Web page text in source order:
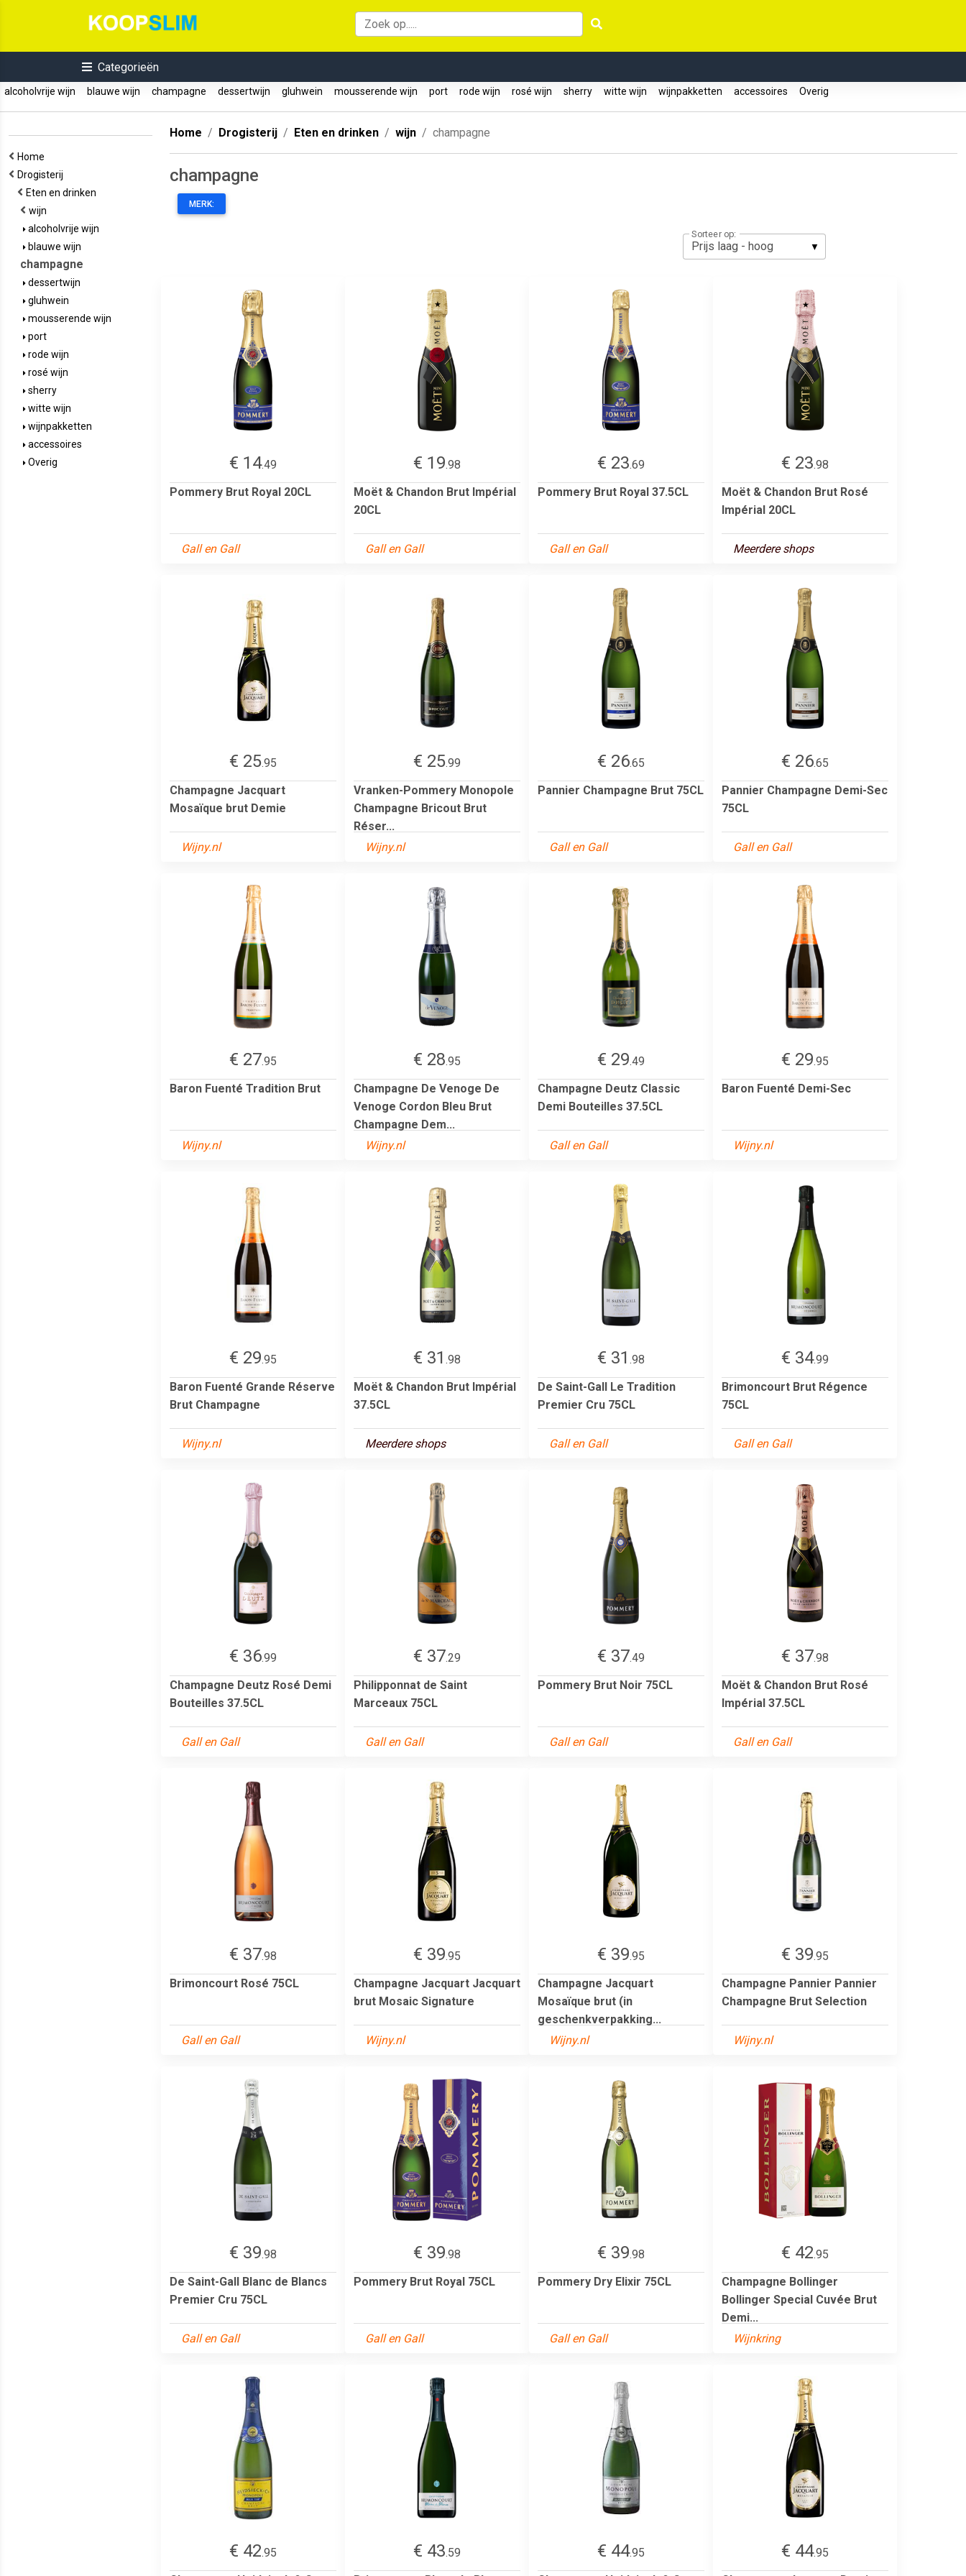
Categorieën
alcoholvrije wijn blauwe wijn champagne dessertwijn gluhwein mousserende wijn port rode wijn rosé wijn sherry witte wijn wijnpakketten accessoires Overig
Home
Drogisterij
Eten en drinken
wijn
alcoholvrije wijn
blauwe wijn
champagne
dessertwijn
gluhwein
mousserende wijn
port
rode wijn
rosé wijn
sherry
witte wijn
wijnpakketten
accessoires
Overig
Home Drogisterij Eten en drinken wijn champagne
champagne
MERK:
Sorteer op:
€ 14.49
Pommery Brut Royal 20CL
Gall en Gall
€ 19.98
Moët & Chandon Brut Impérial
20CL
Gall en Gall
€ 23.69
Pommery Brut Royal 37.5CL
Gall en Gall
€ 23.98
Moët & Chandon Brut Rosé
Impérial 20CL
Meerdere shops
€ 25.95
Champagne Jacquart
Mosaïque brut Demie
Wijny.nl
€ 25.99
Vranken-Pommery Monopole
Champagne Bricout Brut
Réser...
Wijny.nl
€ 26.65
Pannier Champagne Brut 75CL
Gall en Gall
€ 26.65
Pannier Champagne Demi-Sec
75CL
Gall en Gall
€ 27.95
Baron Fuenté Tradition Brut
Wijny.nl
€ 28.95
Champagne De Venoge De
Venoge Cordon Bleu Brut
Champagne Dem...
Wijny.nl
€ 29.49
Champagne Deutz Classic
Demi Bouteilles 37.5CL
Gall en Gall
€ 29.95
Baron Fuenté Demi-Sec
Wijny.nl
€ 29.95
Baron Fuenté Grande Réserve
Brut Champagne
Wijny.nl
€ 31 .98
Moët & Chandon Brut Impérial
37.5CL
Meerdere shops
€ 31 .98
De Saint-Gall Le Tradition
Premier Cru 75CL
Gall en Gall
€ 34.99
Brimoncourt Brut Régence
75CL
Gall en Gall
€ 36.99
Champagne Deutz Rosé Demi
Bouteilles 37.5CL
Gall en Gall
€ 37.29
Philipponnat de Saint
Marceaux 75CL
Gall en Gall
€ 37.49
Pommery Brut Noir 75CL
Gall en Gall
€ 37.98
Moët & Chandon Brut Rosé
Impérial 37.5CL
Gall en Gall
€ 37.98
Brimoncourt Rosé 75CL
Gall en Gall
€ 39.95
Champagne Jacquart Jacquart
brut Mosaic Signature
Wijny.nl
€ 39.95
Champagne Jacquart
Mosaïque brut (in
geschenkverpakking...
Wijny.nl
€ 39.95
Champagne Pannier Pannier
Champagne Brut Selection
Wijny.nl
€ 39.98
De Saint-Gall Blanc de Blancs
Premier Cru 75CL
Gall en Gall
€ 39.98
Pommery Brut Royal 75CL
Gall en Gall
€ 39.98
Pommery Dry Elixir 75CL
Gall en Gall
€ 42.95
Champagne Bollinger
Bollinger Special Cuvée Brut
Demi...
Wijnkring
€ 42.95
€ 43.59
€ 44.95
€ 44.95